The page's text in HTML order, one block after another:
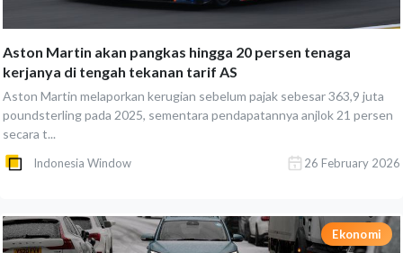
Aston Martin akan pangkas hingga 20 persen tenaga
kerjanya di tengah tekanan tarif AS
Aston Martin melaporkan kerugian sebelum pajak sebesar 363,9 juta
poundsterling pada 2025, sementara pendapatannya anjlok 21 persen
secara t...
Indonesia Window 26 February 2026
Ekonomi